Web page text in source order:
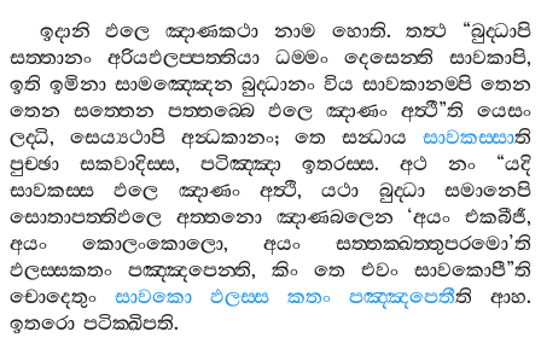
ඉදානි ඵලෙ ඤාණකථා නාම හොති.තත්‍ථ “බුද‍්ධාපි
සත‍්තානං
අරියඵලප‍්පත‍්තියා ධම‍්මං දෙසෙන‍්ති සාවකාපි,
ඉති ඉමිනා සාමඤ‍්ඤෙන බුද‍්ධානං විය සාවකානම‍්පි තෙන
තෙන
සත‍්තෙන පත‍්තබ‍්බෙ ඵලෙ ඤාණං අත්‍ථී”ති
යෙසං
ලද‍්ධි, සෙය්‍යථාපි අන්‍ධකානං;තෙ සන්‍ධාය සාවකස‍්සාති
පුච‍්ඡා
සකවාදිස‍්ස, පටිඤ‍්ඤා ඉතරස‍්ස. අථ නං “යදි
සාවකස‍්ස
ඵලෙ ඤාණං අත්‍ථි,යථා බුද‍්ධා
සමානෙපි
සොතාපත‍්තිඵලෙ
අත‍්තනො ඤාණබලෙන ‘අයං එකබීජී,
අයං
කොලංකොලො, අයං සත‍්තක‍්ඛත‍්තුපරමො’ති
ඵලස‍්සකතං
පඤ‍්ඤපෙන‍්ති, කිං තෙ එවං සාවකොපී”ති
චොදෙතුං
සාවකො ඵලස‍්ස කතං පඤ‍්ඤපෙතීති ආහ.
ඉතරො පටික‍්ඛිපති.